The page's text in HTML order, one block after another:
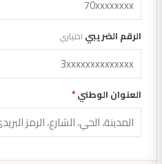
الرقم الضريبي اختياري
العنوان الوطني*